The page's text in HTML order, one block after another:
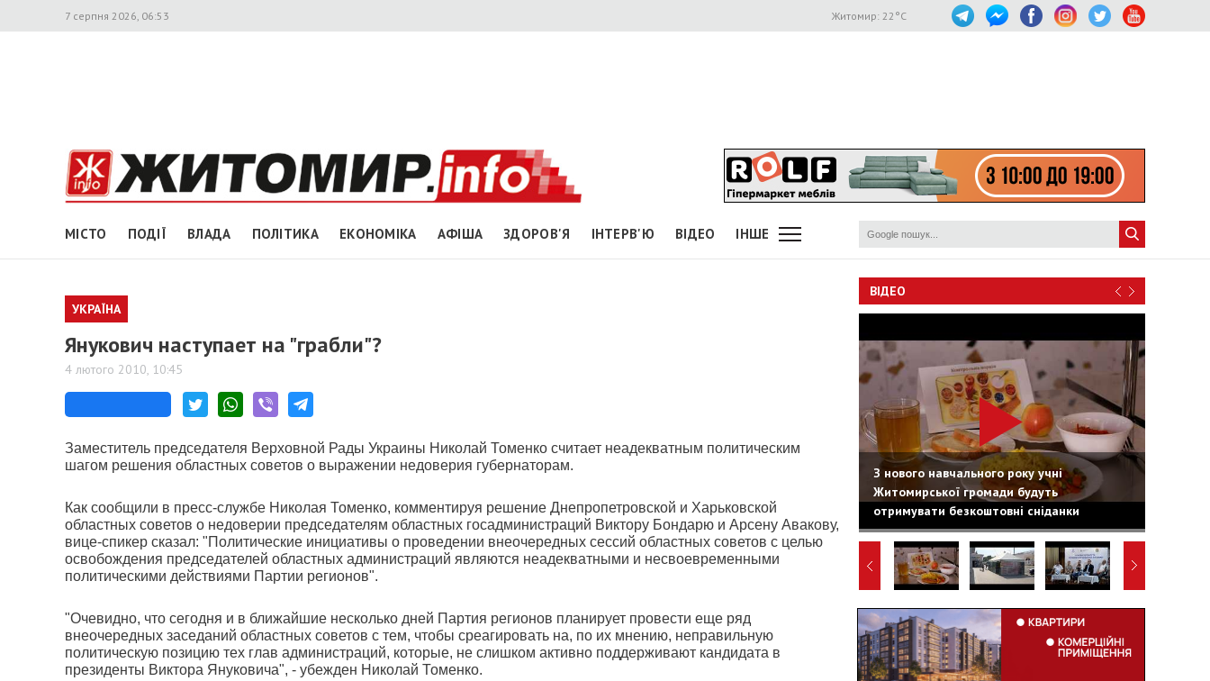
7 серпня 2026, 06:53 Житомир: 22 °C
МІСТО ПОДІЇ ВЛАДА ПОЛІТИКА ЕКОНОМІКА АФІША ЗДОРОВ'Я ІНТЕРВ'Ю ВІДЕО ІНШЕ
УКРАЇНА
Янукович наступает на "грабли"?
4 лютого 2010, 10:45
Заместитель председателя Верховной Рады Украины Николай Томенко считает неадекватным политическим
шагом решения областных советов о выражении недоверия губернаторам.
Как сообщили в пресс-службе Николая Томенко, комментируя решение Днепропетровской и Харьковской
областных советов о недоверии председателям областных госадминистраций Виктору Бондарю и Арсену Авакову,
вице-спикер сказал: "Политические инициативы о проведении внеочередных сессий областных советов с целью
освобождения председателей областных администраций являются неадекватными и несвоевременными
политическими действиями Партии регионов".
"Очевидно, что сегодня и в ближайшие несколько дней Партия регионов планирует провести еще ряд
внеочередных заседаний областных советов с тем, чтобы среагировать на, по их мнению, неправильную
политическую позицию тех глав администраций, которые, не слишком активно поддерживают кандидата в
президенты Виктора Януковича", - убежден Николай Томенко.
ВІДЕО
З нового навчального року учні
Житомирської громади будуть
отримувати безкоштовні сніданки